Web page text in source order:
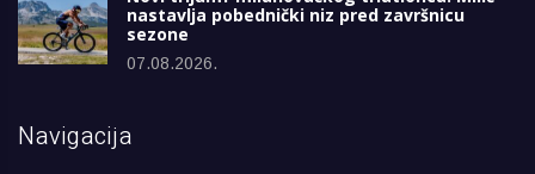
nastavlja pobednički niz pred završnicu
sezone
07.08.2026.
Navigacija